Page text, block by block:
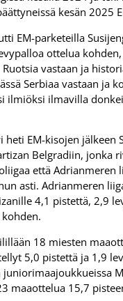
kesän 2025
EM-parketeilla
ottelua
Ruotsia vastaan ja
Serbiaa vastaan ja
ilmiöksi ilmavilla
EM-kisojen jälkeen
Belgradiin, jonka
että Adrianmeren
asti. Adrianmeren
4,1 pistettä, 2,9
18 miesten
5,0 pistettä ja 1,9
juniorimaajoukkueissa
maaottelua 15,7